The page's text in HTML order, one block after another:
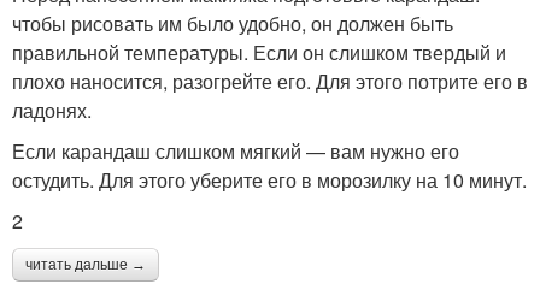
чтобы рисовать им было удобно, он должен быть
правильной температуры. Если он слишком твердый и
плохо наносится, разогрейте его. Для этого потрите его в
ладонях.
Если карандаш слишком мягкий — вам нужно его
остудить. Для этого уберите его в морозилку на 10 минут.
2
читать дальше →